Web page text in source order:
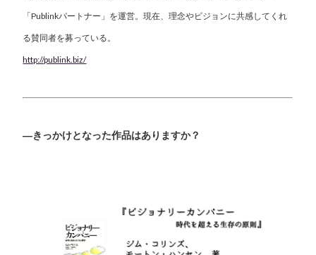
「Publinkパートナー」を運営。現在、理念やビジョンに共感してくれ
る賛同者を募っている。
http://publink.biz/
―きっかけとなった作品はありますか？